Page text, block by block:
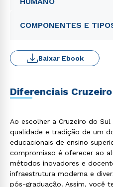
COMPONENTES E
Baixar Ebook
Diferenciais
Ao escolher a Cruzeiro do
qualidade e tradição de um
educacionais de ensino
compromisso é oferecer ao
métodos inovadores e
infraestrutura moderna e
pós-graduação. Assim, você
Rápido e fácil
WhatsApp